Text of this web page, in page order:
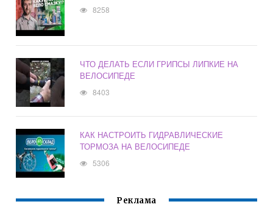
8258
ЧТО ДЕЛАТЬ ЕСЛИ ГРИПСЫ ЛИПКИЕ НА
ВЕЛОСИПЕДЕ
8403
КАК НАСТРОИТЬ ГИДРАВЛИЧЕСКИЕ
ТОРМОЗА НА ВЕЛОСИПЕДЕ
5306
Реклама